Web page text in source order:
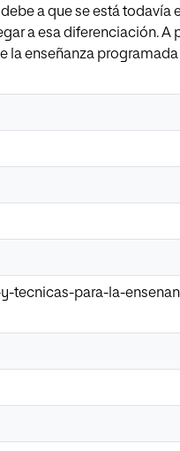
a que se está todavía
a esa diferenciación. A
enseñanza
tecnicas-para-la-